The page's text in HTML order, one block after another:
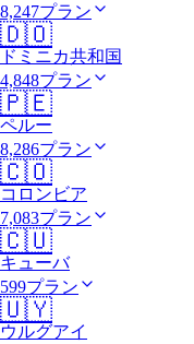
8,247プラン
🇩🇴
ドミニカ共和国
4,848プラン
🇵🇪
ペルー
8,286プラン
🇨🇴
コロンビア
7,083プラン
🇨🇺
キューバ
599プラン
🇺🇾
ウルグアイ